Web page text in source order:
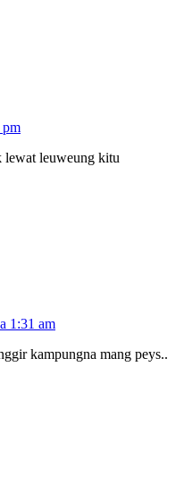
pm
lewat leuweung kitu
1:31 am
kampungna mang peys..